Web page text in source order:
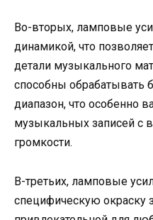
Во-вторых, ламповые
динамикой, что
детали музыкального
способны обрабатывать
диапазон, что особенно
музыкальных записей с
громкости.
В-третьих, ламповые
специфическую окраску